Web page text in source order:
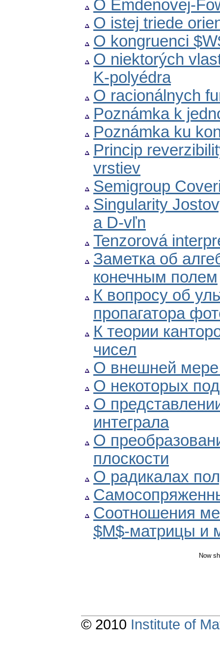
O Emdenovej-
O istej triede
O kongruenci
O niektorých
K-polyédra
O racionálnych
Poznámka k
Poznámka ku
Princip
vrstiev
Semigroup
Singularity
a D-vľn
Tenzorová
Заметка об
конечным полем
К вопросу об
пропагатора
К теории
чисел
О внешней мере
О некоторых
О
интеграла
О
плоскости
О радикалах
Соотношения
$M$-матрицы и
Now
© 2010 Institute of